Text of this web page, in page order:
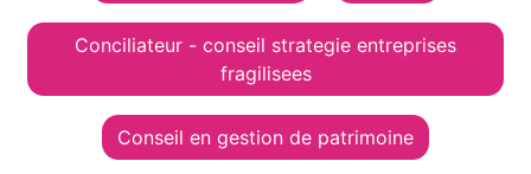
Conciliateur - conseil strategie entreprises
fragilisees
Conseil en gestion de patrimoine